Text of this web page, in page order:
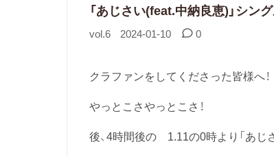
「あじさい(feat.中納良恵)」シン
vol.6 2024-01-10 0
クラファンをしてくださった皆様へ！
やっとこさやっとこさ！
後、4時間後の 1.11の0時より「あじ